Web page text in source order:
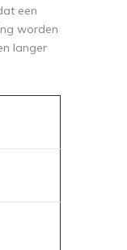
een
worden
langer